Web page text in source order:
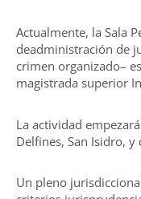
Actualmente, la Sala
deadministración de
crimen organizado–
magistrada superior
La actividad
Delfines, San Isidro,
Un pleno